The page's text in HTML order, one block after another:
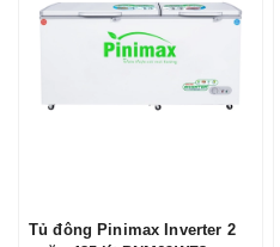
Tủ đông Pinimax Inverter 2